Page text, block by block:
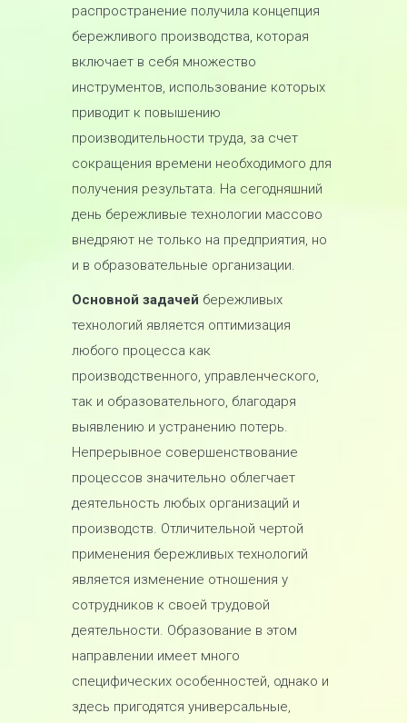
распространение получила концепция
бережливого производства, которая
включает в себя множество
инструментов, использование которых
приводит к повышению
производительности труда, за счет
сокращения времени необходимого для
получения результата. На сегодняшний
день бережливые технологии массово
внедряют не только на предприятия, но
и в образовательные организации.
Основной задачей бережливых
технологий является оптимизация
любого процесса как
производственного, управленческого,
так и образовательного, благодаря
выявлению и устранению потерь.
Непрерывное совершенствование
процессов значительно облегчает
деятельность любых организаций и
производств. Отличительной чертой
применения бережливых технологий
является изменение отношения у
сотрудников к своей трудовой
деятельности. Образование в этом
направлении имеет много
специфических особенностей, однако и
здесь пригодятся универсальные,